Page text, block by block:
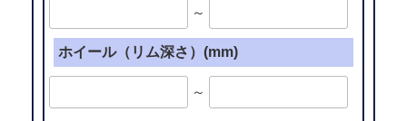
～
ホイール（リム深さ）(mm)
～